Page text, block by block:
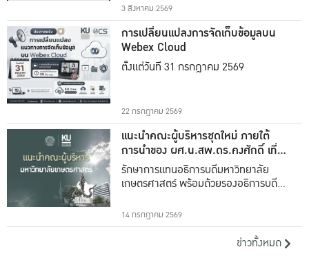
3 สิงหาคม 2569
การเปลี่ยนแปลงการจัดเก็บข้อมูลบน
Webex Cloud
ตั้งแต่วันที่ 31 กรกฎาคม 2569
22 กรกฎาคม 2569
แนะนำคณะผู้บริหารชุดใหม่ ภายใต้
การนำของ ผศ.น.สพ.ดร.คงศักดิ์ เที่ยง
ธรรม
รักษาการแทนอธิการบดีมหาวิทยาลัย
เกษตรศาสตร์ พร้อมด้วยรองอธิการบดีทั้ง
14 กรกฎาคม 2569
ข่าวทั้งหมด